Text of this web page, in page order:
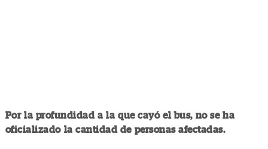
Por la profundidad a la que cayó el bus, no se ha
oficializado la cantidad de personas afectadas.